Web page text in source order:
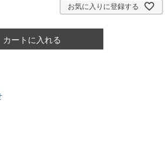
お気に入りに登録する
カートに入れる